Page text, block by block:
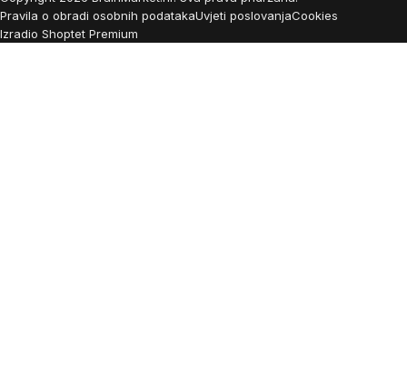
Pravila o obradi osobnih podatakaUvjeti poslovanjaCookies
Izradio Shoptet Premium